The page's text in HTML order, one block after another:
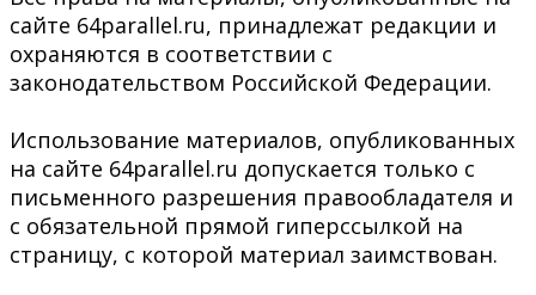
сайте 64parallel.ru, принадлежат редакции и
охраняются в соответствии с
законодательством Российской Федерации.
Использование материалов, опубликованных
на сайте 64parallel.ru допускается только с
письменного разрешения правообладателя и
с обязательной прямой гиперссылкой на
страницу, с которой материал заимствован.